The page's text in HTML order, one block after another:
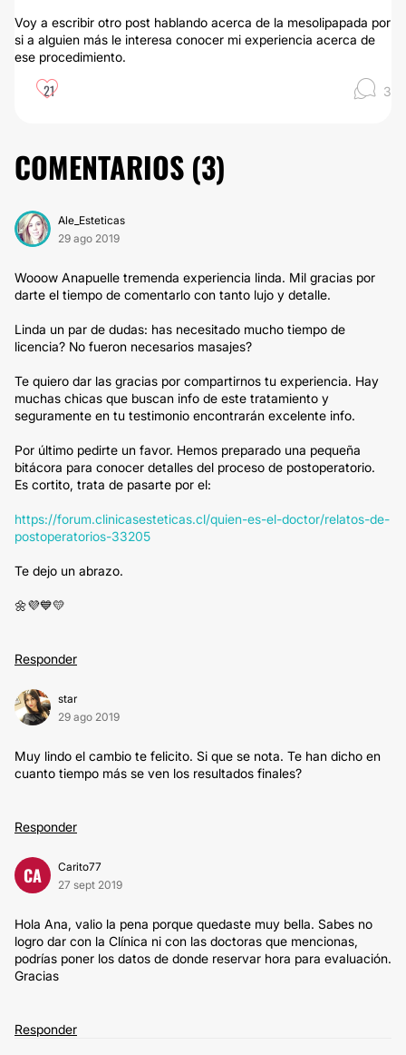
Voy a escribir otro post hablando acerca de la mesolipapada por
si a alguien más le interesa conocer mi experiencia acerca de
ese procedimiento.
21 3
COMENTARIOS (3)
Ale_Esteticas
29 ago 2019
Wooow Anapuelle tremenda experiencia linda. Mil gracias por
darte el tiempo de comentarlo con tanto lujo y detalle.
Linda un par de dudas: has necesitado mucho tiempo de
licencia? No fueron necesarios masajes?
Te quiero dar las gracias por compartirnos tu experiencia. Hay
muchas chicas que buscan info de este tratamiento y
seguramente en tu testimonio encontrarán excelente info.
Por último pedirte un favor. Hemos preparado una pequeña
bitácora para conocer detalles del proceso de postoperatorio.
Es cortito, trata de pasarte por el:
https://forum.clinicasesteticas.cl/quien-es-el-doctor/relatos-de-
postoperatorios-33205
Te dejo un abrazo.
🌼💜💙💛
Responder
star
29 ago 2019
Muy lindo el cambio te felicito. Si que se nota. Te han dicho en
cuanto tiempo más se ven los resultados finales?
Responder
CA
Carito77
27 sept 2019
Hola Ana, valio la pena porque quedaste muy bella. Sabes no
logro dar con la Clínica ni con las doctoras que mencionas,
podrías poner los datos de donde reservar hora para evaluación.
Gracias
Responder